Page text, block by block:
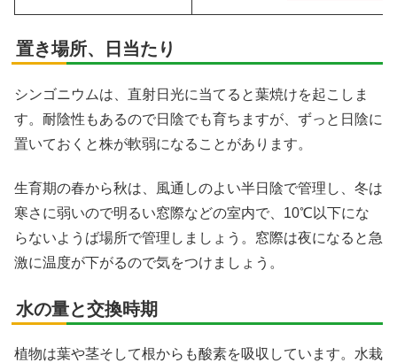
置き場所、日当たり
シンゴニウムは、直射日光に当てると葉焼けを起こしま
す。耐陰性もあるので日陰でも育ちますが、ずっと日陰に
置いておくと株が軟弱になることがあります。
生育期の春から秋は、風通しのよい半日陰で管理し、冬は
寒さに弱いので明るい窓際などの室内で、10℃以下にな
らないようば場所で管理しましょう。窓際は夜になると急
激に温度が下がるので気をつけましょう。
水の量と交換時期
植物は葉や茎そして根からも酸素を吸収しています。水栽